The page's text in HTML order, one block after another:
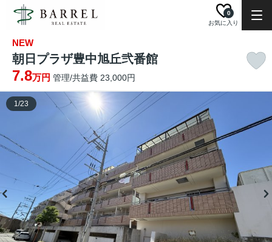
お気に入り
0
NEW
朝日プラザ豊中旭丘弐番館
7.8万円 管理/共益費 23,000円
1/23